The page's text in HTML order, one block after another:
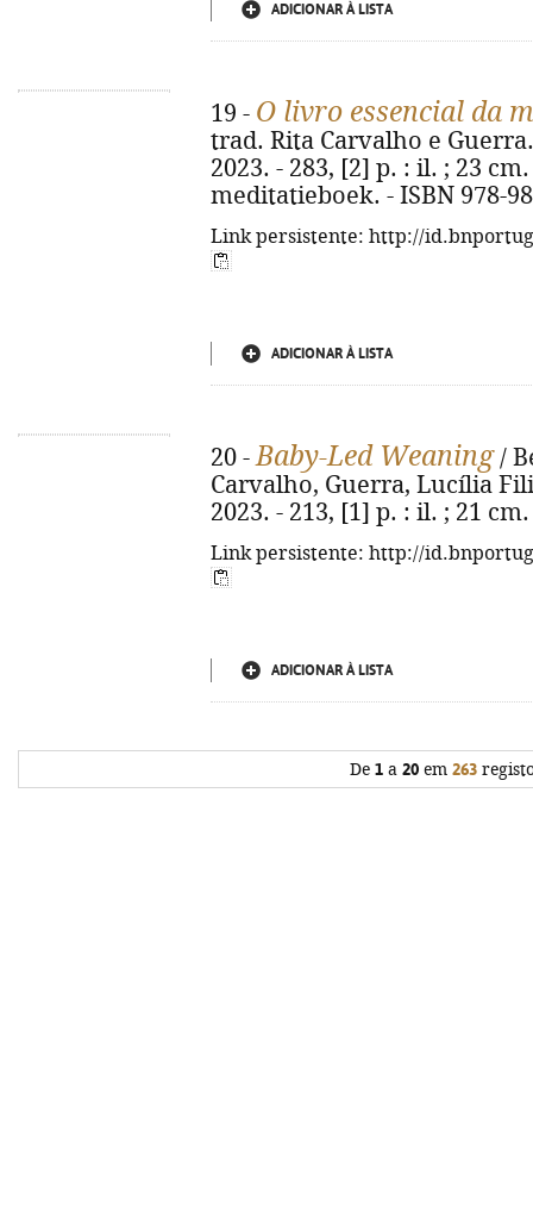
ADICIONAR À LISTA
19 - O livro essencial da
trad. Rita Carvalho e
2023. - 283, [2] p. : il. ; 23
meditatieboek. - ISBN 978-
Link persistente: http://
ADICIONAR À LISTA
20 -Baby-Led Weaning/
Carvalho, Guerra, Lucília
2023. - 213, [1] p. : il. ; 21
Link persistente: http://
ADICIONAR À LISTA
De 1 a 20 em 263